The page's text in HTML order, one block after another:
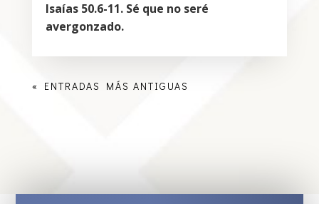
Isaías 50.6-11. Sé que no seré
avergonzado.
« ENTRADAS MÁS ANTIGUAS